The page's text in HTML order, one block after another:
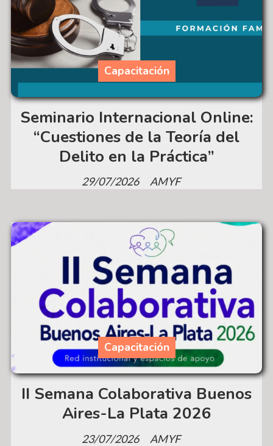
Seminario Internacional Online:
“Cuestiones de la Teoría del
Delito en la Práctica”
AMYF
Capacitación
29/07/2026
II Semana Colaborativa Buenos
Aires-La Plata 2026
AMYF
Capacitación
23/07/2026